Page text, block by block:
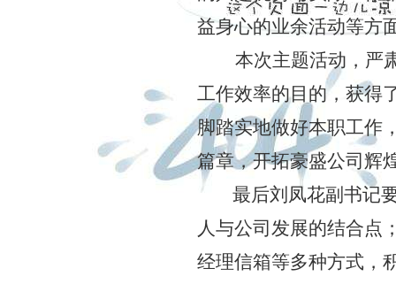
益身心的业余活动等方
本次主题活动，严
工作效率的目的，获得
脚踏实地做好本职工作
篇章，开拓豪盛公司辉
最后刘凤花副书记
人与公司发展的结合点
经理信箱等多种方式，